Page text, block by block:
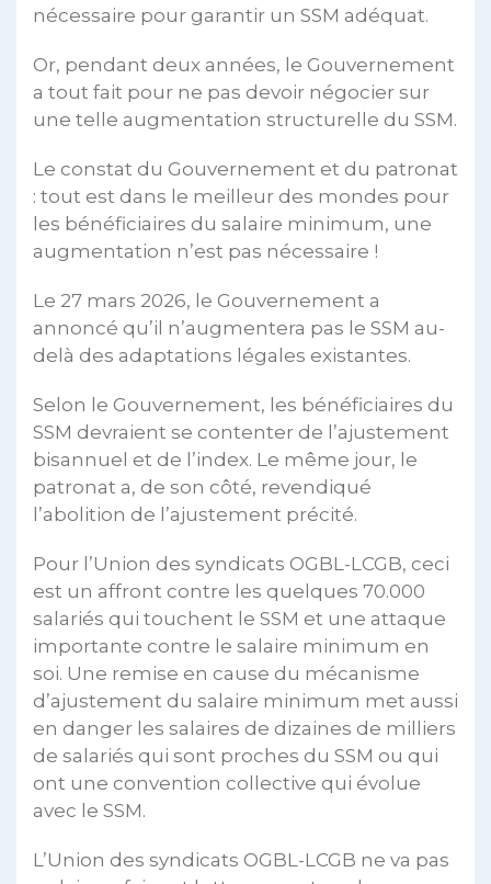
nécessaire pour garantir un SSM adéquat.
Or, pendant deux années, le Gouvernement
a tout fait pour ne pas devoir négocier sur
une telle augmentation structurelle du SSM.
Le constat du Gouvernement et du patronat
: tout est dans le meilleur des mondes pour
les bénéficiaires du salaire minimum, une
augmentation n’est pas nécessaire !
Le 27 mars 2026, le Gouvernement a
annoncé qu’il n’augmentera pas le SSM au-
delà des adaptations légales existantes.
Selon le Gouvernement, les bénéficiaires du
SSM devraient se contenter de l’ajustement
bisannuel et de l’index. Le même jour, le
patronat a, de son côté, revendiqué
l’abolition de l’ajustement précité.
Pour l’Union des syndicats OGBL-LCGB, ceci
est un affront contre les quelques 70.000
salariés qui touchent le SSM et une attaque
importante contre le salaire minimum en
soi. Une remise en cause du mécanisme
d’ajustement du salaire minimum met aussi
en danger les salaires de dizaines de milliers
de salariés qui sont proches du SSM ou qui
ont une convention collective qui évolue
avec le SSM.
L’Union des syndicats OGBL-LCGB ne va pas